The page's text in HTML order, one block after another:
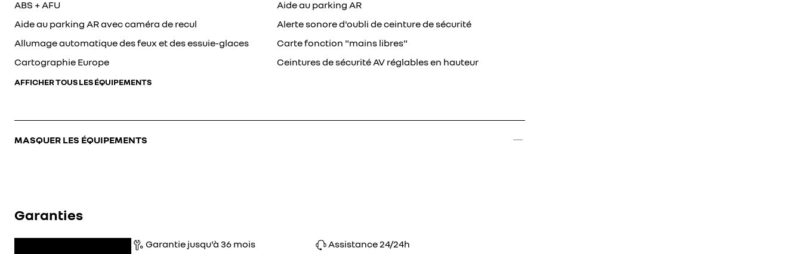
MASQUER LES ÉQUIPEMENTS
ABS + AFU
Aide au parking AR
Aide au parking AR avec caméra de recul
Alerte sonore d'oubli de ceinture de sécurité
Allumage automatique des feux et des essuie-glaces
Carte fonction "mains libres"
Cartographie Europe
Ceintures de sécurité AV réglables en hauteur
AFFICHER TOUS LES ÉQUIPEMENTS
Garanties
Garantie jusqu'à 36 mois Assistance 24/24h